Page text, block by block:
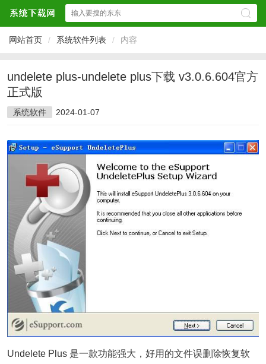
网站首页 / 系统软件列表 / 内容
undelete plus-undelete plus下载 v3.0.6.604官方
正式版
系统软件 2024-01-07
Undelete Plus 是一款功能强大，好用的文件误删除恢复软